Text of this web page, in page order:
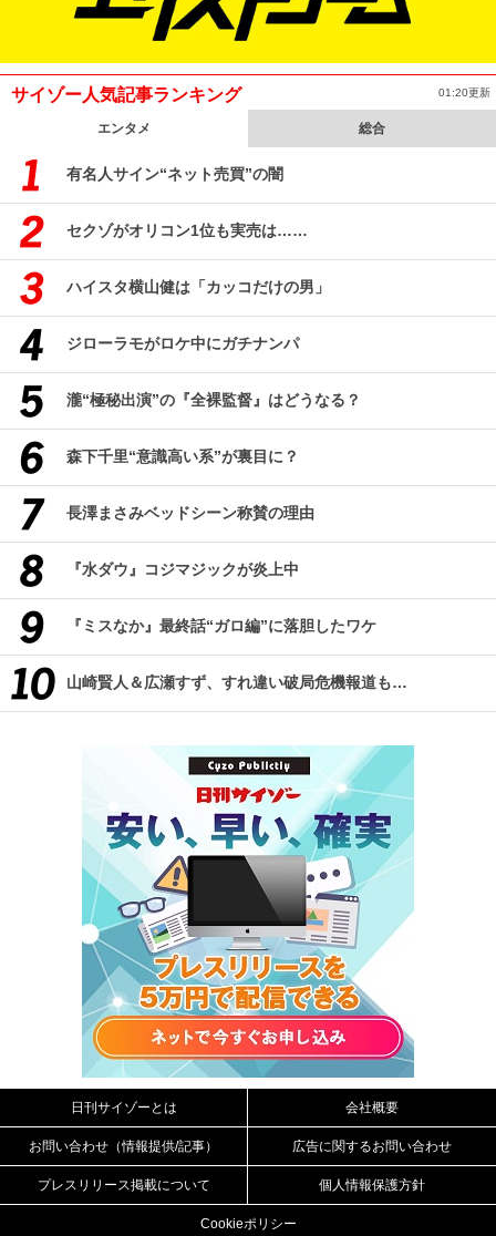
サイゾー人気記事ランキング 01:20更新
エンタメ 総合
有名人サイン“ネット売買”の闇
セクゾがオリコン1位も実売は……
ハイスタ横山健は「カッコだけの男」
ジローラモがロケ中にガチナンパ
瀧“極秘出演”の『全裸監督』はどうなる？
森下千里“意識高い系”が裏目に？
長澤まさみベッドシーン称賛の理由
『水ダウ』コジマジックが炎上中
『ミスなか』最終話“ガロ編”に落胆したワケ
山崎賢人＆広瀬すず、すれ違い破局危機報道も…
日刊サイゾーとは 会社概要
お問い合わせ（情報提供/記事） 広告に関するお問い合わせ
プレスリリース掲載について 個人情報保護方針
Cookieポリシー